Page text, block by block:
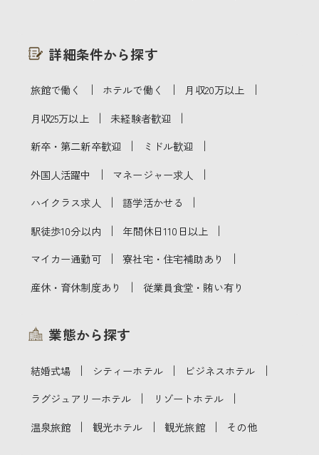
詳細条件から探す
旅館で働く ｜ ホテルで働く ｜ 月収20万以上 ｜
月収25万以上 ｜ 未経験者歓迎 ｜
新卒・第二新卒歓迎 ｜ ミドル歓迎 ｜
外国人活躍中 ｜ マネージャー求人 ｜
ハイクラス求人 ｜ 語学活かせる ｜
駅徒歩10分以内 ｜ 年間休日110日以上 ｜
マイカー通勤可 ｜ 寮社宅・住宅補助あり ｜
産休・育休制度あり ｜ 従業員食堂・賄い有り
業態から探す
結婚式場 ｜ シティーホテル ｜ ビジネスホテル ｜
ラグジュアリーホテル ｜ リゾートホテル ｜
温泉旅館 ｜ 観光ホテル ｜ 観光旅館 ｜ その他